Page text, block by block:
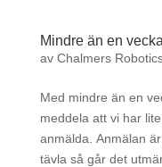
Mindre än en
av Chalmers
Med mindre än en
meddela att vi har
anmälda. Anmälan
tävla så går det